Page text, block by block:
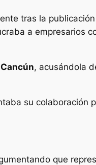
tras la
a empresarios
, acusándola
su colaboración
que